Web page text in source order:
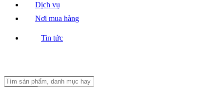
Dịch vụ
Nơi mua hàng
Tin tức